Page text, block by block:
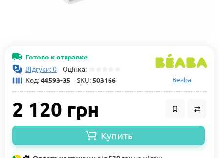
Готово к отправке
Відгуки: 0 Оцінка:
Код:44593-35 SKU:503166 Beaba
2 120 грн
Купить